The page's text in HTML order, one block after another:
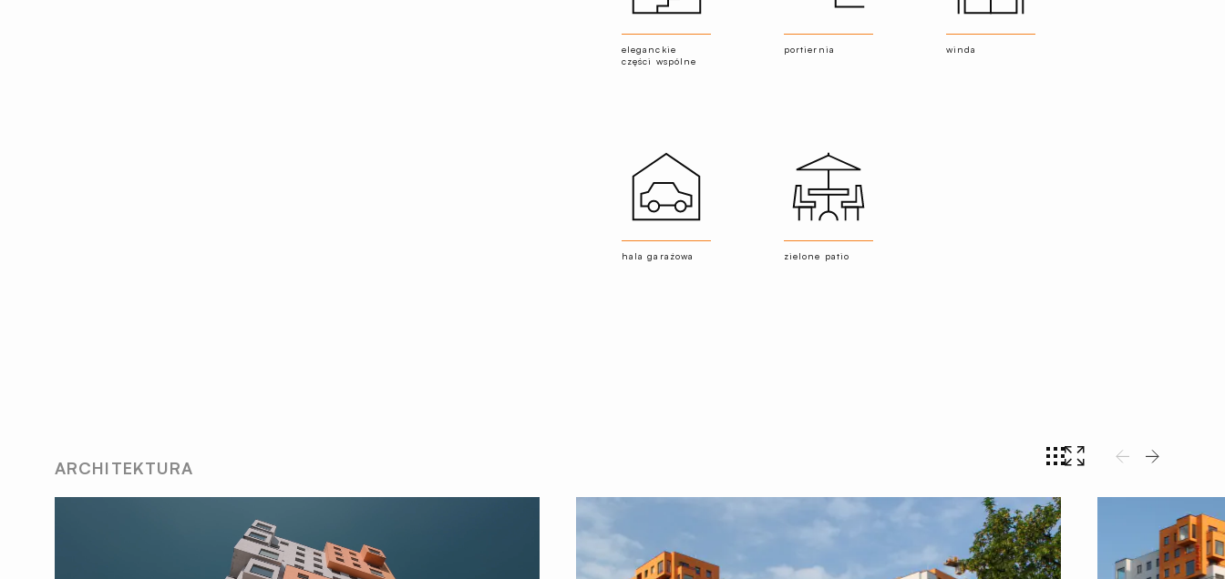
eleganckie
części wspólne
portiernia winda
hala garażowa zielone patio
ARCHITEKTURA